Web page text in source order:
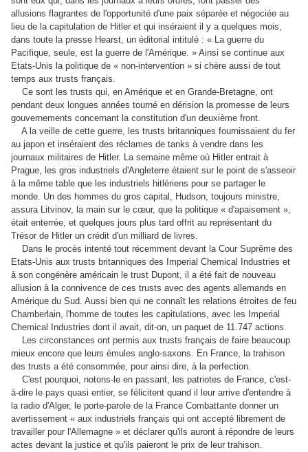
allusions flagrantes de l'opportunité d'une paix séparée et négociée au
lieu de la capitulation de Hitler et qui inséraient il y a quelques mois,
dans toute la presse Hearst, un éditorial intitulé : « La guerre du
Pacifique, seule, est la guerre de l'Amérique. » Ainsi se continue aux
Etats-Unis la politique de « non-intervention » si chère aussi de tout
temps aux trusts français.
Ce sont les trusts qui, en Amérique et en Grande-Bretagne, ont
pendant deux longues années tourné en dérision la promesse de leurs
gouvernements concernant la constitution d'un deuxième front.
A la veille de cette guerre, les trusts britanniques fournissaient du fer
au japon et inséraient des réclames de tanks à vendre dans les
journaux militaires de Hitler. La semaine même où Hitler entrait à
Prague, les gros industriels d'Angleterre étaient sur le point de s'asseoir
à la même table que les industriels hitlériens pour se partager le
monde. Un des hommes du gros capital, Hudson, toujours ministre,
assura Litvinov, la main sur le cœur, que la politique « d'apaisement »,
était enterrée, et quelques jours plus tard offrit au représentant du
Trésor de Hitler un crédit d'un milliard de livres.
Dans le procès intenté tout récemment devant la Cour Suprême des
Etats-Unis aux trusts britanniques des Imperial Chemical Industries et
à son congénère américain le trust Dupont, il a été fait de nouveau
allusion à la connivence de ces trusts avec des agents allemands en
Amérique du Sud. Aussi bien qui ne connaît les relations étroites de feu
Chamberlain, l'homme de toutes les capitulations, avec les Imperial
Chemical Industries dont il avait, dit-on, un paquet de 11.747 actions.
Les circonstances ont permis aux trusts français de faire beaucoup
mieux encore que leurs émules anglo-saxons. En France, la trahison
des trusts a été consommée, pour ainsi dire, à la perfection.
C'est pourquoi, notons-le en passant, les patriotes de France, c'est-
à-dire le pays quasi entier, se félicitent quand il leur arrive d'entendre à
la radio d'Alger, le porte-parole de la France Combattante donner un
avertissement « aux industriels français qui ont accepté librement de
travailler pour l'Allemagne » et déclarer qu'ils auront à répondre de leurs
actes devant la justice et qu'ils paieront le prix de leur trahison.